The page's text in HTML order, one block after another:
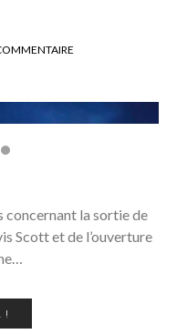
concernant la sortie de
Scott et de l’ouverture
!